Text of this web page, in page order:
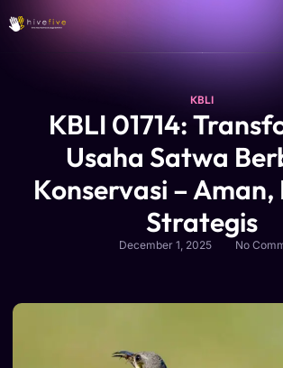
KBLI
KBLI 01714:
Usaha Satwa
Konservasi – Aman,
Strategis
December 1, 2025 No